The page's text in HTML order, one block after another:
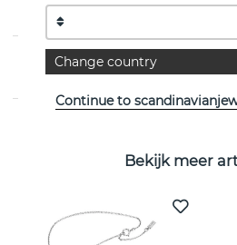
EIGENSCHAPPEN
Bekijk meer
Change country
Continue to